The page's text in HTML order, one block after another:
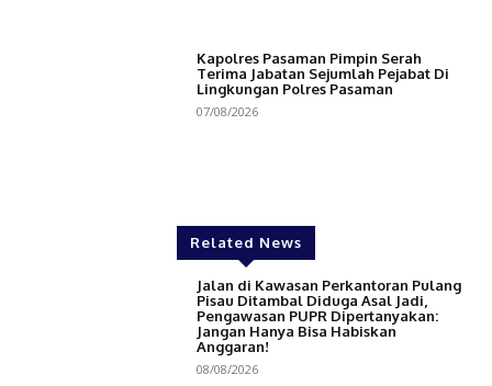
Kapolres Pasaman Pimpin Serah
Terima Jabatan Sejumlah Pejabat Di
Lingkungan Polres Pasaman
07/08/2026
Related News
Jalan di Kawasan Perkantoran Pulang
Pisau Ditambal Diduga Asal Jadi,
Pengawasan PUPR Dipertanyakan:
Jangan Hanya Bisa Habiskan
Anggaran!
08/08/2026